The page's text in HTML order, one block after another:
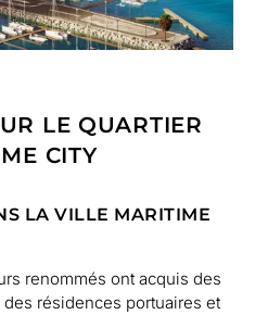
LE QUARTIER
CITY
LA VILLE MARITIME
renommés ont acquis des
résidences portuaires et